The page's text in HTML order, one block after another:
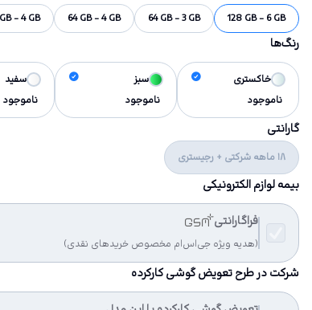
128 GB - 6 GB
64 GB - 3 GB
64 GB - 4 GB
- 4 GB
رنگ‌ها
خاکستری
ناموجود
سبز
ناموجود
سفید
ناموجود
گارانتی
18 ماهه شرکتی + رجیستری
بیمه لوازم الکترونیکی
فراگارانتی
(هدیه ویژه جی‌اس‌ام مخصوص خریدهای نقدی)
شرکت در طرح تعویض گوشی کارکرده